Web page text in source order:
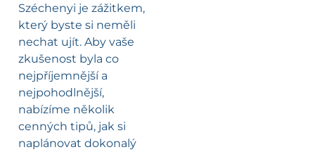
Széchenyi je zážitkem,
který byste si neměli
nechat ujít. Aby vaše
zkušenost byla co
nejpříjemnější a
nejpohodlnější,
nabízíme několik
cenných tipů, jak si
naplánovat dokonalý